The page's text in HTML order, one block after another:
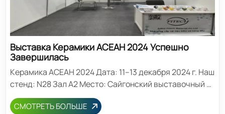
Выставка Керамики АСЕАН 2024 Успешно
Завершилась
Керамика АСЕАН 2024 Дата: 11–13 декабря 2024 г. Наш
стенд: N28 Зал A2 Место: Сайгонский выставочный и
конференц-центр (SECC), Хошимин, Вьетнам На
данной выставке мы представили следующую
СМОТРЕТЬ БОЛЬШЕ